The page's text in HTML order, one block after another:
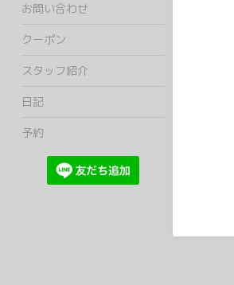
お問い合わせ
クーポン
スタッフ紹介
日記
予約